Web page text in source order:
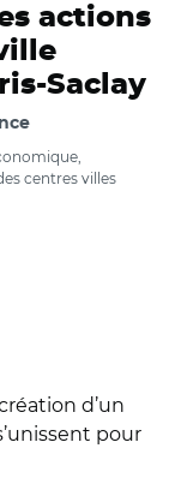
actions
Saclay
centres villes
Linkedin
sur Twitter
cette page sur
d’un
pour